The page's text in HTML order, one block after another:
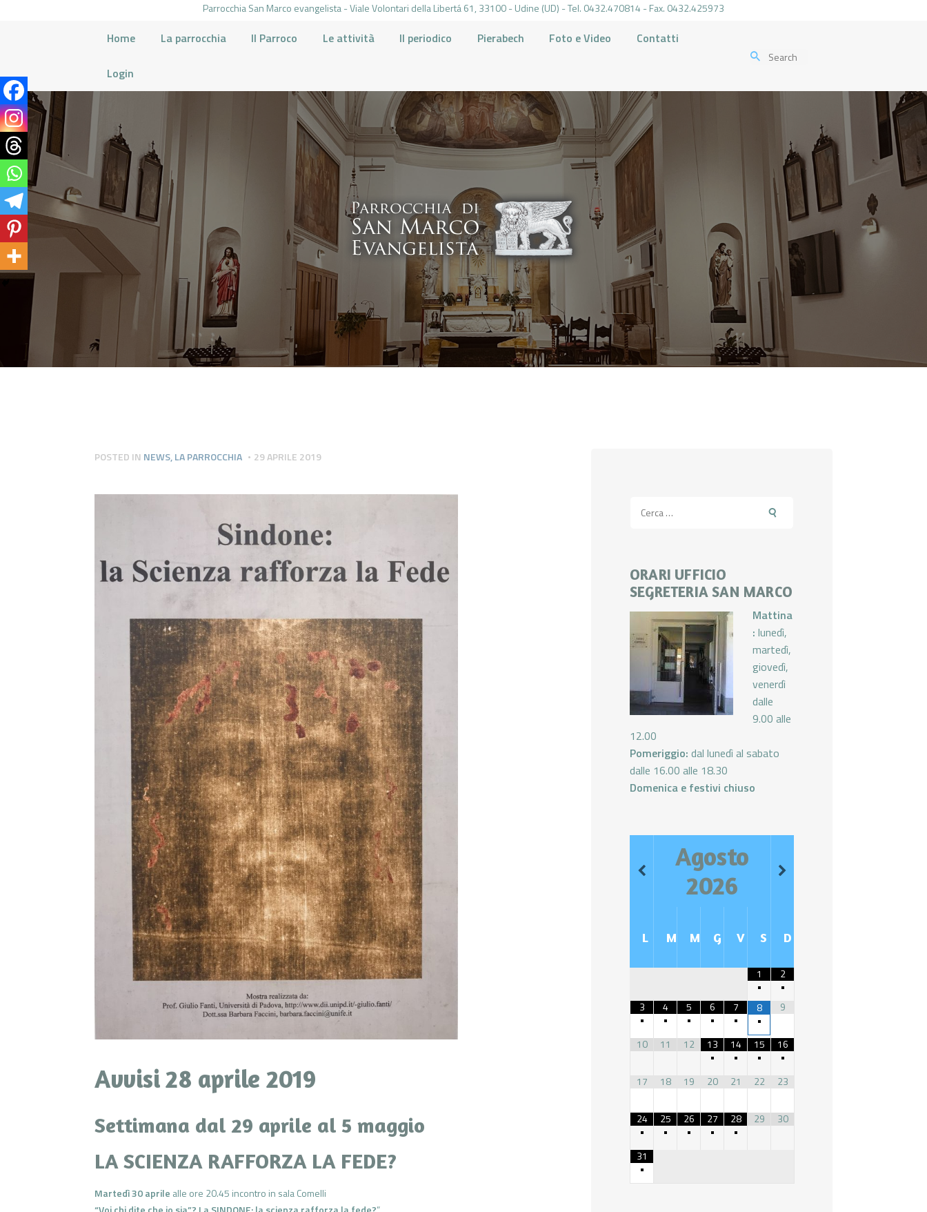
Parrocchia San Marco evangelista - Viale Volontari della Libertá 61, 33100 - Udine (UD) - Tel. 0432.470814 - Fax. 0432.425973
Home La parrocchia Il Parroco Le attività Il periodico Pierabech Foto e Video Contatti
Login
HOME
LA PARROCCHIA
IL PARROCO
LE ATTIVITÀ
IL PERIODICO
PIERABECH
FOTO E VIDEO
CONTATTI
POSTED IN NEWS,LA PARROCCHIA 29 APRILE 2019
Avvisi 28 aprile 2019
Settimana dal 29 aprile al 5 maggio
LA SCIENZA RAFFORZA LA FEDE?
Martedì 30 aprile alle ore 20.45 incontro in sala Comelli
per:
ORARI UFFICIO
SEGRETERIA SAN MARCO
Mattina
: lunedì,
martedì,
giovedì,
venerdì
dalle
9.00 alle
12.00
Pomeriggio: dal lunedì al sabato
dalle 16.00 alle 18.30
Domenica e festivi chiuso
Agosto
2026
L M M G V S D
1
•
2
•
3
•
4
•
5
•
6
•
7
•
8
•
9
10 11 12
13
•
14
•
15
•
16
•
17
18 19 20 21 22 23
24
•
25
•
26
•
27
•
28
•
29 30
31
•